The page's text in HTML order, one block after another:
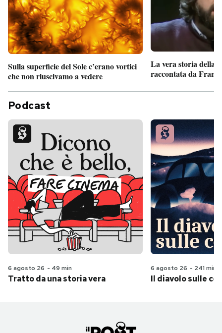
Sulla superficie del Sole c’erano vortici
che non riuscivamo a vedere
La vera storia della
raccontata da
Podcast
6 agosto 26 - 49 min
Tratto da una storia vera
6 agosto 26 - 241 min
Il diavolo sulle